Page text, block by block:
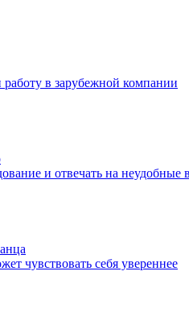
в зарубежной компании
и отвечать на неудобные
чувствовать себя увереннее